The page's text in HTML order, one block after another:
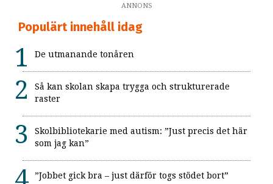
ANNONS
Populärt innehåll idag
De utmanande tonåren
Så kan skolan skapa trygga och strukturerade
raster
Skolbibliotekarie med autism: ”Just precis det här
som jag kan”
”Jobbet gick bra – just därför togs stödet bort”